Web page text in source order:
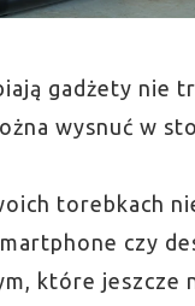
gadżety nie
wysnuć w
torebkach
czy
które jeszcze